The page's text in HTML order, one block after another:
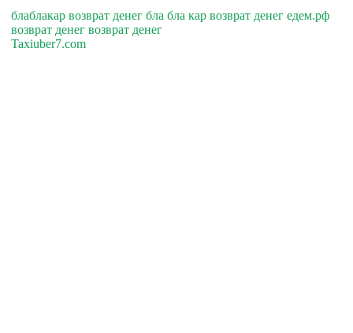
блаблакар возврат денег бла бла кар возврат денег едем.рф
возврат денег возврат денег
Taxiuber7.com